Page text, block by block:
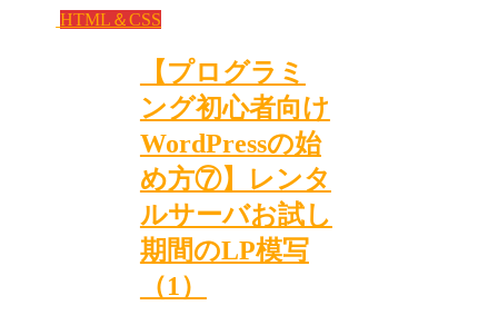
HTML＆CSS
【プログラミ
ング初心者向け
WordPressの始
め方⑦】レンタ
ルサーバお試し
期間のLP模写
（1）